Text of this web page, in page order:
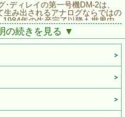
･ディレイの第一号機DM-2は、
生み出されるアナログならではの
年の生産完了以降も世界中
います。そしていま、DM-2が
技と情熱により、WAZA
蘇りました。BBDを使用した
オリジナルDM-2のマイルドなデ
、現代的な音楽スタイルにも対
たに搭載し、アナログの暖かみ
新的なディレイ･サウンドを創り
の続きを見る ▼